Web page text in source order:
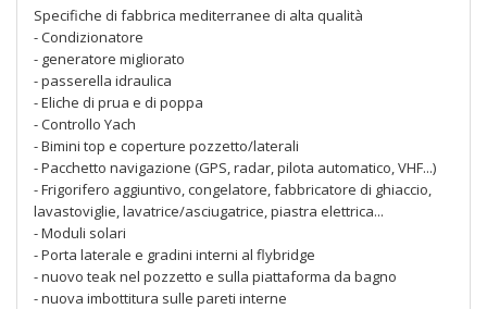
Specifiche di fabbrica mediterranee di alta qualità
- Condizionatore
- ⁠generatore migliorato
- ⁠passerella idraulica
- ⁠Eliche di prua e di poppa
- ⁠Controllo Yach
- ⁠Bimini top e coperture pozzetto/laterali
- ⁠Pacchetto navigazione (GPS, radar, pilota automatico, VHF...)
- ⁠Frigorifero aggiuntivo, congelatore, fabbricatore di ghiaccio,
lavastoviglie, lavatrice/asciugatrice, piastra elettrica...
- ⁠Moduli solari
- ⁠Porta laterale e gradini interni al flybridge
- ⁠nuovo teak nel pozzetto e sulla piattaforma da bagno
- ⁠nuova imbottitura sulle pareti interne